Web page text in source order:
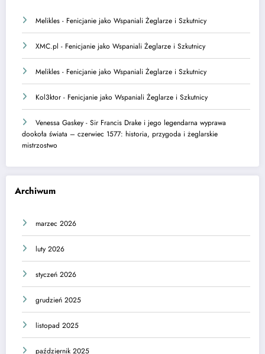
Melikles - Fenicjanie jako Wspaniali Żeglarze i Szkutnicy
XMC.pl - Fenicjanie jako Wspaniali Żeglarze i Szkutnicy
Melikles - Fenicjanie jako Wspaniali Żeglarze i Szkutnicy
Kol3ktor - Fenicjanie jako Wspaniali Żeglarze i Szkutnicy
Venessa Gaskey - Sir Francis Drake i jego legendarna wyprawa
dookoła świata – czerwiec 1577: historia, przygoda i żeglarskie
mistrzostwo
Archiwum
marzec 2026
luty 2026
styczeń 2026
grudzień 2025
listopad 2025
październik 2025